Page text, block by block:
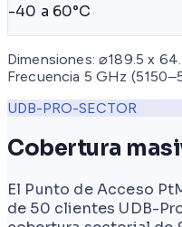
-40 a 60°C
Dimensiones: ⌀189.5 x
Frecuencia 5 GHz
UDB-PRO-SECTOR
Cobertura
El Punto de Acceso
de 50 clientes UDB-